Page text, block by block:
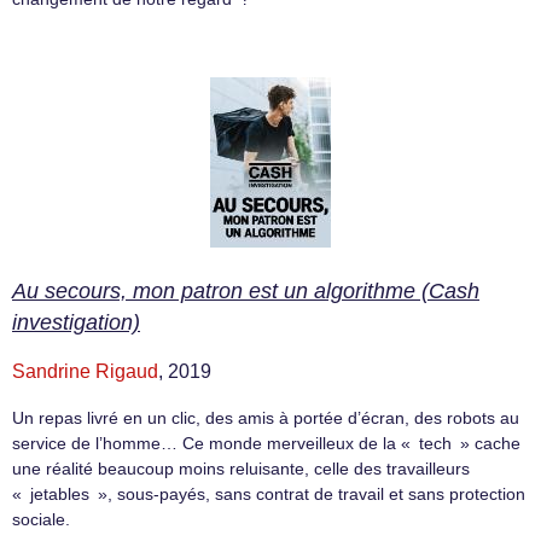
Au secours, mon patron est un algorithme (Cash
investigation)
Sandrine Rigaud, 2019
Un repas livré en un clic, des amis à portée d’écran, des robots au
service de l’homme… Ce monde merveilleux de la « tech » cache
une réalité beaucoup moins reluisante, celle des travailleurs
« jetables », sous-payés, sans contrat de travail et sans protection
sociale.